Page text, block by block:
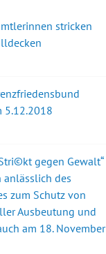
stricken
5.12.2018
gegen Gewalt“
des
zum Schutz von
Ausbeutung und
am 18. November